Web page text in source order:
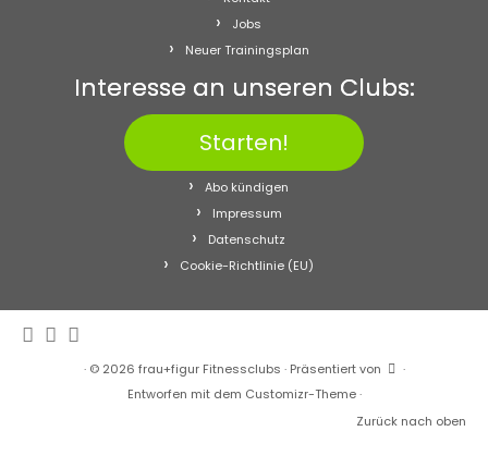
Jobs
Neuer Trainingsplan
Interesse an unseren Clubs:
Starten!
Abo kündigen
Impressum
Datenschutz
Cookie-Richtlinie (EU)
· © 2026 frau+figur Fitnessclubs · Präsentiert von
·
Entworfen mit dem Customizr-Theme·
Zurück nach oben